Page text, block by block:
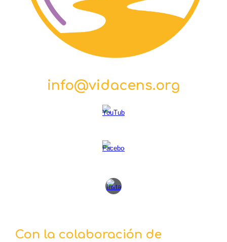
info@vidacens.org
Con la colaboración de